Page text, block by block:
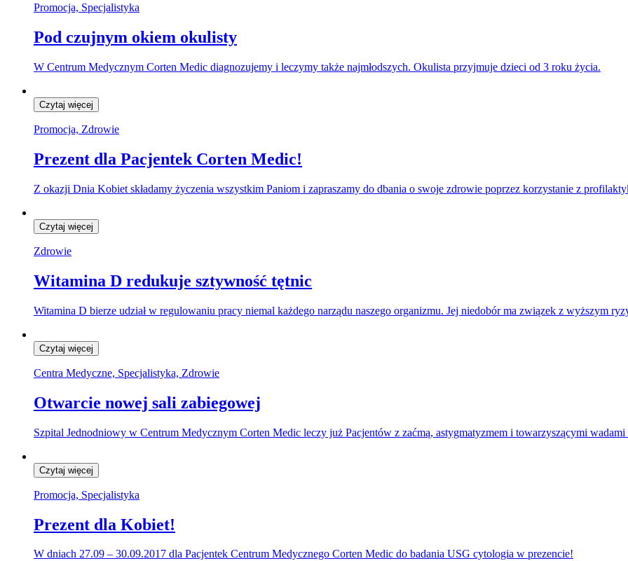
Promocja, Specjalistyka
Pod czujnym okiem okulisty
W Centrum Medycznym Corten Medic diagnozujemy i leczymy także najmłodszych. Okulista przyjmuje dzieci od 3 roku życia.
Czytaj więcej
Promocja, Zdrowie
Prezent dla Pacjentek Corten Medic!
Z okazji Dnia Kobiet składamy życzenia wszystkim Paniom i zapraszamy do dbania o swoje zdrowie poprzez korzystanie z
Czytaj więcej
Zdrowie
Witamina D redukuje sztywność tętnic
Witamina D bierze udział w regulowaniu pracy niemal każdego narządu naszego organizmu. Jej niedobór ma związek z wyższym
Czytaj więcej
Centra Medyczne, Specjalistyka, Zdrowie
Otwarcie nowej sali zabiegowej
Szpital Jednodniowy w Centrum Medycznym Corten Medic leczy już Pacjentów z zaćmą, astygmatyzmem i towarzyszącymi
Czytaj więcej
Promocja, Specjalistyka
Prezent dla Kobiet!
W dniach 27.09 – 30.09.2017 dla Pacjentek Centrum Medycznego Corten Medic do badania USG cytologia w prezencie!